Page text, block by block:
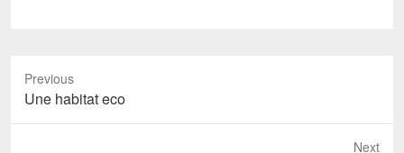
Previous
Previous
post:
Une habitat eco
Next